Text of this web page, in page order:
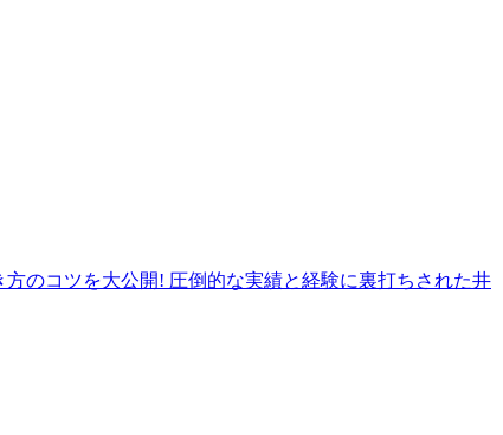
のコツを大公開! 圧倒的な実績と経験に裏打ちされた井